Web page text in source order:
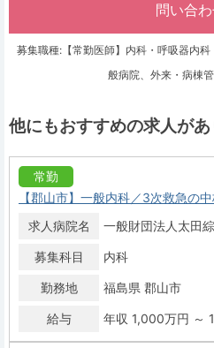
問い合
募集職種:【常勤医師】内科・呼吸器内
般病院、外来・病棟
他にもおすすめの求人が
常勤
【郡山市】一般内科／3次救急の
求人病院名
一般財団法人太田
募集科目 内科
勤務地 福島県 郡山市
給与 年収 1,000万円 ～